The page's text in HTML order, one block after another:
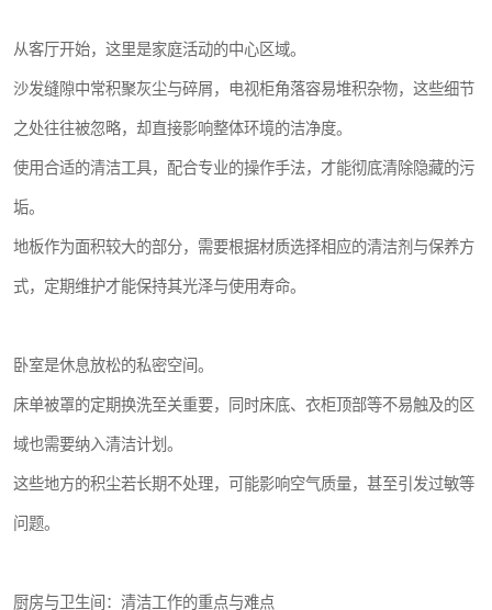
从客厅开始，这里是家庭活动的中心区域。
沙发缝隙中常积聚灰尘与碎屑，电视柜角落容易堆积杂物，这些细节
之处往往被忽略，却直接影响整体环境的洁净度。
使用合适的清洁工具，配合专业的操作手法，才能彻底清除隐藏的污
垢。
地板作为面积较大的部分，需要根据材质选择相应的清洁剂与保养方
式，定期维护才能保持其光泽与使用寿命。
卧室是休息放松的私密空间。
床单被罩的定期换洗至关重要，同时床底、衣柜顶部等不易触及的区
域也需要纳入清洁计划。
这些地方的积尘若长期不处理，可能影响空气质量，甚至引发过敏等
问题。
厨房与卫生间：清洁工作的重点与难点